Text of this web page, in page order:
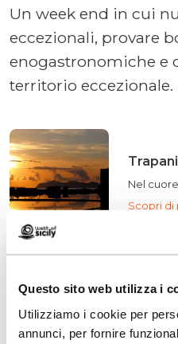
Questo sito web utilizza i
Utilizziamo i cookie per
annunci, per fornire
Un week end in cui
eccezionali, provare
enogastronomiche e
territorio eccezionale.
Trapani
Nel
Scopri di
Perché
quando